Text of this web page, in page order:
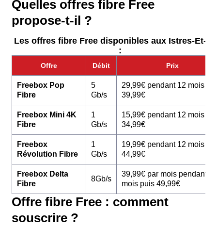
Quelles offres fibre Free
propose-t-il ?
Les offres fibre Free disponibles aux Istres-Et-
:
Offre Débit Prix
Freebox Pop
Fibre
5
Gb/s
29,99€ pendant 12 mois
39,99€
Freebox Mini 4K
Fibre
1
Gb/s
15,99€ pendant 12 mois
34,99€
Freebox
Révolution Fibre
1
Gb/s
19,99€ pendant 12 mois
44,99€
Freebox Delta
Fibre
8Gb/s
39,99€ par mois pendant 12
mois puis 49,99€
Offre fibre Free : comment
souscrire ?